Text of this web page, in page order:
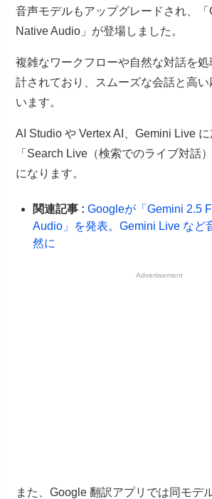
音声モデルもアップグレードされ、
Native Audio」が登場しました。
複雑なワークフローや自然な対話を
計されており、スムーズな会話と高
います。
AI Studio や Vertex AI、Gemini Live
「Search Live（検索でのライブ対話
になります。
関連記事 : Googleが「Gemini 2.5
Audio」を発表。Gemini Live など
然に
Advertisement
また、Google 翻訳アプリでは同モデ